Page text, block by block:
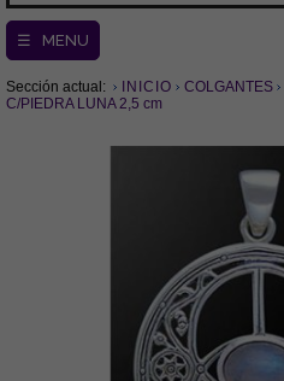
☰ MENU
Sección actual: INICIO COLGANTES
C/PIEDRA LUNA 2,5 cm